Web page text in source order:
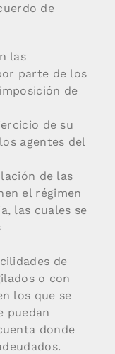
de
las
parte de los
de
de su
agentes del
de las
el régimen
las cuales se
de
o con
los que se
puedan
donde